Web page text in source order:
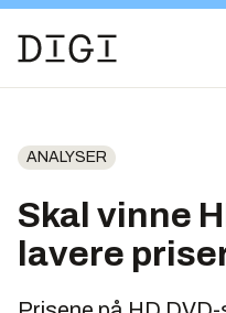
ANALYSER
Skal vinne
lavere